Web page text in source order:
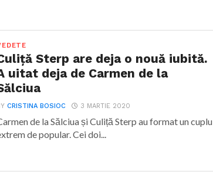
Sterp are deja o nouă iubită.
uitat deja de Carmen de la
CRISTINA BOSIOC 3 MARTIE 2020
de la Sălciua și Culiță Sterp au format un cuplu
de popular. Cei doi...